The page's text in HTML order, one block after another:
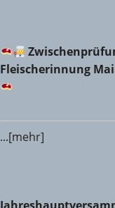
Fleischerinnung
...[mehr]